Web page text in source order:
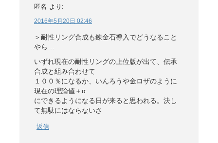
匿名 より:
2016年5月20日 02:46
＞耐性リング合成も錬金石導入でどうなること
やら…
いずれ現在の耐性リングの上位版が出て、伝承
合成と組み合わせて
１００％になるか、いんろうや金ロザのように
現在の理論値＋α
にできるようになる日が来ると思われる。決し
て無駄にはならないさ
返信